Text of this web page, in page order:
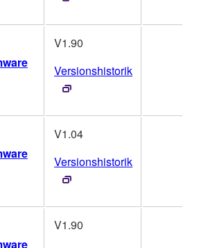
V1.90
Versionshistorik
V1.04
Versionshistorik
V1.90